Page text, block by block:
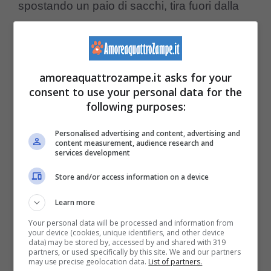
spostando un paio di sacchi, tira fuori dalla
il netturbino pensa che non sia l’unico e
infatti dopo una seconda e breve ricerca
trova un secondo gattino. Così ha messo i
gattini nel sedile del passeggero e in un
secondo video, continua il racconto della
vicenda. Racconta infatti di averne trovato un
terzo. “ Ho messo giù il telefono e ho
ingranato la marcia
svuotato tutta la spazzatura che c’era nel
retro del camion“.
amoreaquattrozampe.it asks for your
consent to use your personal data for the
following purposes:
Personalised advertising and content, advertising and
content measurement, audience research and
services development
Store and/or access information on a device
Learn more
Your personal data will be processed and information from
your device (cookies, unique identifiers, and other device
data) may be stored by, accessed by and shared with 319
partners, or used specifically by this site. We and our partners
may use precise geolocation data. List of partners.